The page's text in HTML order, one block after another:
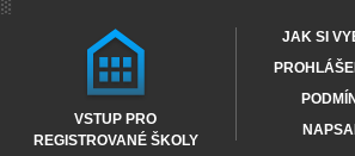
VSTUP PRO
REGISTROVANÉ ŠKOLY
JAK SI